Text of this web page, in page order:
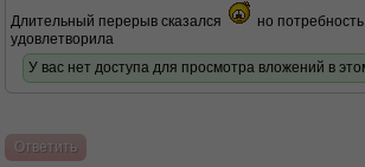
Длительный перерыв сказался
но
удовлетворила
У вас нет доступа для просмотра вложений в
Ответить